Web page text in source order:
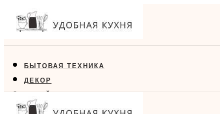
БЫТОВАЯ ТЕХНИКА
ДЕКОР
ДИЗАЙН
ЕДА